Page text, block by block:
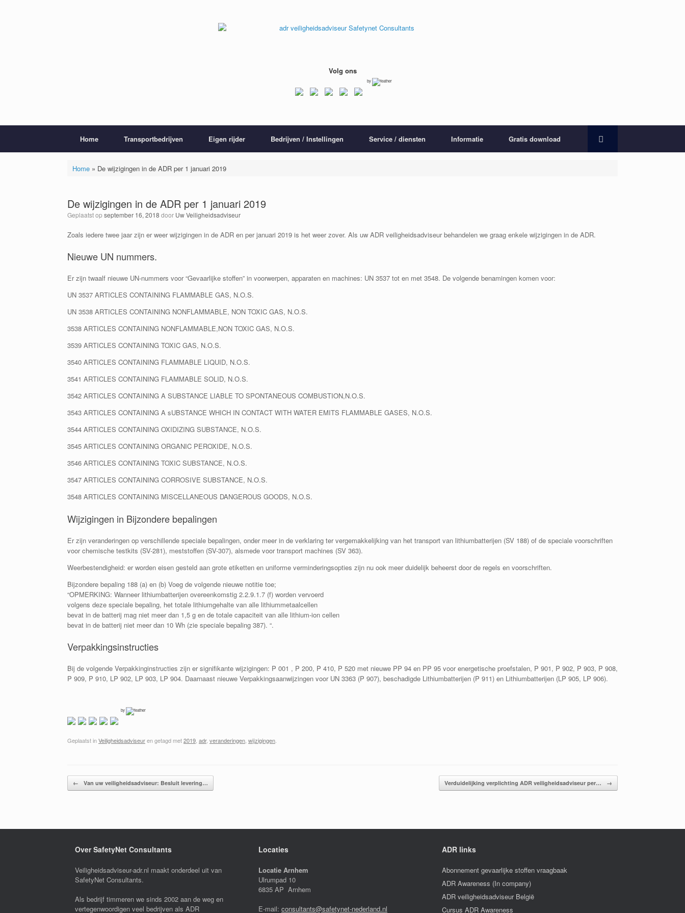
Volg ons
by
Home Transportbedrijven Eigen rijder Bedrijven / Instellingen Service / diensten Informatie Gratis download
Home» De wijzigingen in de ADR per 1 januari 2019
De wijzigingen in de ADR per 1 januari 2019
Geplaatst opseptember 16, 2018 door Uw Veiligheidsadviseur
Zoals iedere twee jaar zijn er weer wijzigingen in de ADR en per januari 2019 is het weer zover. Als uw ADR veiligheidsadviseur behandelen we graag enkele wijzigingen in de ADR.
Nieuwe UN nummers.
Er zijn twaalf nieuwe UN-nummers voor “Gevaarlijke stoffen” in voorwerpen, apparaten en machines: UN 3537 tot en met 3548. De volgende benamingen komen voor:
UN 3537 ARTICLES CONTAINING FLAMMABLE GAS, N.O.S.
UN 3538 ARTICLES CONTAINING NONFLAMMABLE, NON TOXIC GAS, N.O.S.
3538 ARTICLES CONTAINING NONFLAMMABLE,NON TOXIC GAS, N.O.S.
3539 ARTICLES CONTAINING TOXIC GAS, N.O.S.
3540 ARTICLES CONTAINING FLAMMABLE LIQUID, N.O.S.
3541 ARTICLES CONTAINING FLAMMABLE SOLID, N.O.S.
3542 ARTICLES CONTAINING A SUBSTANCE LIABLE TO SPONTANEOUS COMBUSTION,N.O.S.
3543 ARTICLES CONTAINING A sUBSTANCE WHICH IN CONTACT WITH WATER EMITS FLAMMABLE GASES, N.O.S.
3544 ARTICLES CONTAINING OXIDIZING SUBSTANCE, N.O.S.
3545 ARTICLES CONTAINING ORGANIC PEROXIDE, N.O.S.
3546 ARTICLES CONTAINING TOXIC SUBSTANCE, N.O.S.
3547 ARTICLES CONTAINING CORROSIVE SUBSTANCE, N.O.S.
3548 ARTICLES CONTAINING MISCELLANEOUS DANGEROUS GOODS, N.O.S.
Wijzigingen in Bijzondere bepalingen
Er zijn veranderingen op verschillende speciale bepalingen, onder meer in de verklaring ter vergemakkelijking van het transport van lithiumbatterijen (SV 188) of de speciale voorschriften
voor chemische testkits (SV-281), meststoffen (SV-307), alsmede voor transport machines (SV 363).
Weerbestendigheid: er worden eisen gesteld aan grote etiketten en uniforme verminderingsopties zijn nu ook meer duidelijk beheerst door de regels en voorschriften.
Bijzondere bepaling 188 (a) en (b) Voeg de volgende nieuwe notitie toe;
“OPMERKING: Wanneer lithiumbatterijen overeenkomstig 2.2.9.1.7 (f) worden vervoerd
volgens deze speciale bepaling, het totale lithiumgehalte van alle lithiummetaalcellen
bevat in de batterij mag niet meer dan 1,5 g en de totale capaciteit van alle lithium-ion cellen
bevat in de batterij niet meer dan 10 Wh (zie speciale bepaling 387). “.
Verpakkingsinstructies
Bij de volgende Verpakkinginstructies zijn er signifikante wijzigingen: P 001 , P 200, P 410, P 520 met nieuwe PP 94 en PP 95 voor energetische proefstalen, P 901, P 902, P 903, P 908,
P 909, P 910, LP 902, LP 903, LP 904. Daarnaast nieuwe Verpakkingsaanwijzingen voor UN 3363 (P 907), beschadigde Lithiumbatterijen (P 911) en Lithiumbatterijen (LP 905, LP 906).
by
Geplaatst inVeiligheidsadviseuren getagd met2019 adr, veranderingen wijzigingen
Bericht navigatie
← Van uw veiligheidsadviseur: Besluit levering… Verduidelijking verplichting ADR veiligheidsadviseur per… →
Over SafetyNet Consultants
Veiligheidsadviseur-adr.nl maakt onderdeel uit van
SafetyNet Consultants.
Als bedrijf timmeren we sinds 2002 aan de weg en
vertegenwoordigen veel bedrijven als ADR
Locaties
Locatie Arnhem
Ulrumpad 10
6835 AP Arnhem
E-mail: consultants@safetynet-nederland.nl
ADR links
Abonnement gevaarlijke stoffen vraagbaak
ADR Awareness (In company)
ADR veiligheidsadviseur België
Cursus ADR Awareness